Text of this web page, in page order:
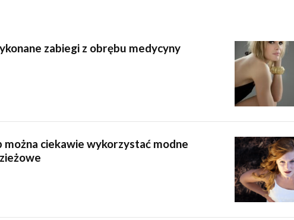
zabiegi z obrębu medycyny
można ciekawie wykorzystać modne